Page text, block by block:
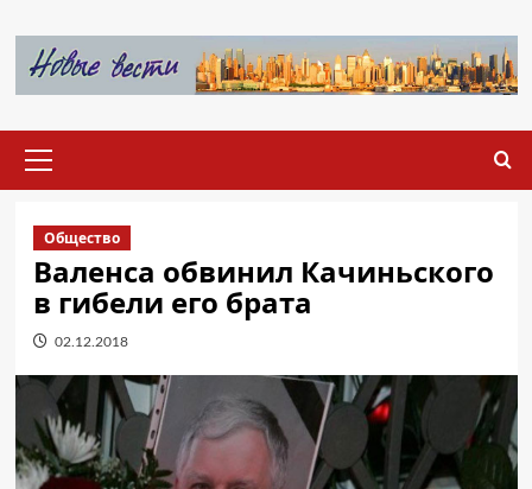
содержимому
меню
Общество
Валенса обвинил Качиньского
в гибели его брата
02.12.2018